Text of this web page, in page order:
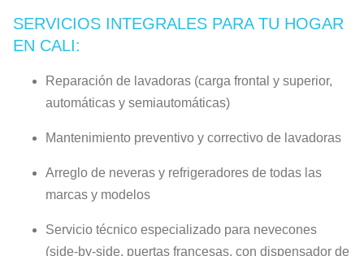
SERVICIOS INTEGRALES PARA TU HOGAR
EN CALI:
Reparación de lavadoras (carga frontal y superior,
automáticas y semiautomáticas)
Mantenimiento preventivo y correctivo de lavadoras
Arreglo de neveras y refrigeradores de todas las
marcas y modelos
Servicio técnico especializado para nevecones
(side-by-side, puertas francesas, con dispensador de